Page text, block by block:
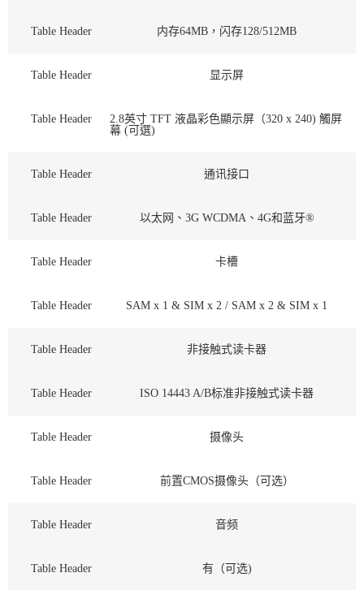
Table Header 内存64MB，闪存128/512MB
Table Header 显示屏
Table Header
2.8英寸 TFT 液晶彩色顯示屏（320 x 240) 觸屏
幕 (可選)
Table Header 通讯接口
Table Header 以太网、3G WCDMA、4G和蓝牙®
Table Header 卡槽
Table Header SAM x 1 & SIM x 2 / SAM x 2 & SIM x 1
Table Header 非接触式读卡器
Table Header ISO 14443 A/B标准非接触式读卡器
Table Header 摄像头
Table Header 前置CMOS摄像头（可选）
Table Header 音频
Table Header 有（可选)